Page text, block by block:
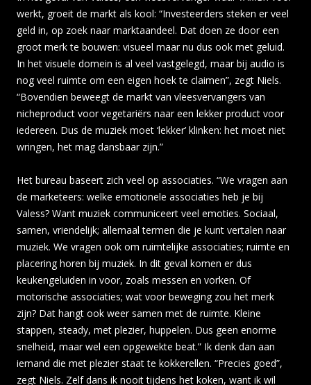
werkt, groeit de markt als kool: “Investeerders steken er veel
geld in, op zoek naar marktaandeel. Dat doen ze door een
groot merk te bouwen: visueel maar nu dus ook met geluid.
In het visuele domein is al veel vastgelegd, maar bij audio is
nog veel ruimte om een eigen hoek te claimen”, zegt Niels.
“Bovendien beweegt de markt van vleesvervangers van
nicheproduct voor vegetariërs naar een lekker product voor
iedereen. Dus de muziek moet ‘lekker’ klinken: het moet niet
wringen, het mag dansbaar zijn.”
Het bureau baseert zich veel op associaties. “We vragen aan
de marketeers: welke emotionele associaties heb je bij
Valess? Want muziek communiceert veel emoties. Sociaal,
samen, vriendelijk; allemaal termen die je kunt vertalen naar
muziek. We vragen ook om ruimtelijke associaties; ruimte en
placering horen bij muziek. In dit geval komen er dus
keukengeluiden in voor, zoals messen en vorken. Of
motorische associaties; wat voor beweging zou het merk
zijn? Dat hangt ook weer samen met de ruimte. Kleine
stappen, steady, met plezier, huppelen. Dus geen enorme
snelheid, maar wel een opgewekte beat.” Ik denk dan aan
iemand die met plezier staat te kokkerellen. “Precies goed”,
zegt Niels. Zelf dans ik nooit tijdens het koken, want ik wil